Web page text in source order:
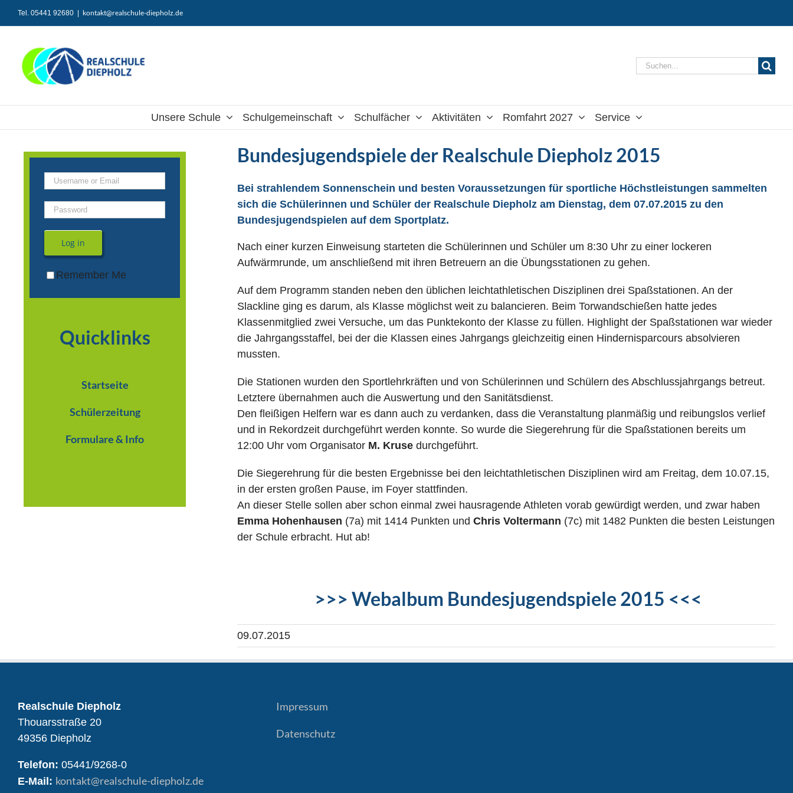
Zum
Inhalt
Tel. 05441 92680 kontakt@realschule-diepholz.de
Suche
Unsere Schule Schulgemeinschaft Schulfächer Aktivitäten Romfahrt 2027 Service
Bundesjugendspiele der Realschule Diepholz 2015
Bei strahlendem Sonnenschein und besten Voraussetzungen für sportliche Höchstleistungen sammelten
sich die Schülerinnen und Schüler der Realschule Diepholz am Dienstag, dem 07.07.2015 zu den
Bundesjugendspielen auf dem Sportplatz.
Nach einer kurzen Einweisung starteten die Schülerinnen und Schüler um 8:30 Uhr zu einer lockeren
Aufwärmrunde, um anschließend mit ihren Betreuern an die Übungsstationen zu gehen.
Auf dem Programm standen neben den üblichen leichtathletischen Disziplinen drei Spaßstationen. An der
Slackline ging es darum, als Klasse möglichst weit zu balancieren. Beim Torwandschießen hatte jedes
Klassenmitglied zwei Versuche, um das Punktekonto der Klasse zu füllen. Highlight der Spaßstationen war wieder
die Jahrgangsstaffel, bei der die Klassen eines Jahrgangs gleichzeitig einen Hindernisparcours absolvieren
mussten.
Die Stationen wurden den Sportlehrkräften und von Schülerinnen und Schülern des Abschlussjahrgangs betreut.
Letztere übernahmen auch die Auswertung und den Sanitätsdienst.
Den fleißigen Helfern war es dann auch zu verdanken, dass die Veranstaltung planmäßig und reibungslos verlief
und in Rekordzeit durchgeführt werden konnte. So wurde die Siegerehrung für die Spaßstationen bereits um
12:00 Uhr vom Organisator M. Kruse durchgeführt.
Die Siegerehrung für die besten Ergebnisse bei den leichtathletischen Disziplinen wird am Freitag, dem 10.07.15,
in der ersten großen Pause, im Foyer stattfinden.
An dieser Stelle sollen aber schon einmal zwei hausragende Athleten vorab gewürdigt werden, und zwar haben
Emma Hohenhausen (7a) mit 1414 Punkten undChris Voltermann (7c) mit 1482 Punkten die besten Leistungen
der Schule erbracht. Hut ab!
>>> Webalbum Bundesjugendspiele 2015 <<<
09.07.2015
Log in
Remember Me
Quicklinks
Startseite
Schülerzeitung
Formulare & Info
Realschule Diepholz
Thouarsstraße 20
49356 Diepholz
Telefon: 05441/9268-0
E-Mail: kontakt@realschule-diepholz.de
Impressum
Datenschutz